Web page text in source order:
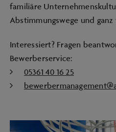
familiäre
Abstimmungswege und ganz
Interessiert? Fragen
Bewerberservice:
05361 40 16 25